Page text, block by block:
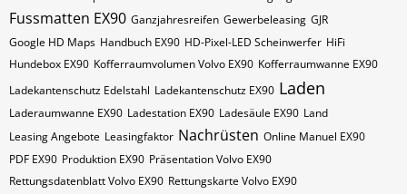
Fussmatten EX90 Ganzjahresreifen Gewerbeleasing GJR
Google HD Maps Handbuch EX90 HD-Pixel-LED Scheinwerfer HiFi
Hundebox EX90 Kofferraumvolumen Volvo EX90 Kofferraumwanne EX90
Ladekantenschutz Edelstahl Ladekantenschutz EX90 Laden
Laderaumwanne EX90 Ladestation EX90 Ladesäule EX90 Land
Leasing Angebote Leasingfaktor Nachrüsten Online Manuel EX90
PDF EX90 Produktion EX90 Präsentation Volvo EX90
Rettungsdatenblatt Volvo EX90 Rettungskarte Volvo EX90